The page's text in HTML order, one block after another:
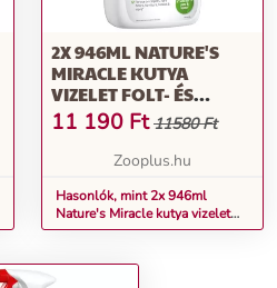
2X 946ML NATURE'S
MIRACLE KUTYA
VIZELET FOLT- ÉS
SZAGTALANÍTÓ
11 190 Ft 11580 Ft
Zooplus.hu
Hasonlók, mint 2x 946ml
Nature's Miracle kutya vizelet
folt- és szagtalanító